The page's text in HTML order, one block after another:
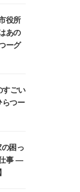
役所
あの
ーグ
すごい
らつー
困っ
事 ―